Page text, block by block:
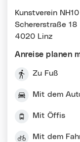
Kunstverein NH10
Schererstraße 18
4020 Linz
Anreise planen
Zu Fuß
Mit dem
Mit Öffis
Mit dem